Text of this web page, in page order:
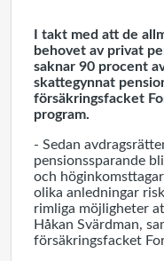
I takt med att de
behovet av privat
saknar 90 procent
skattegynnat
försäkringsfacket
program.
- Sedan
pensionssparande
och
olika anledningar
rimliga möjligheter
Håkan Svärdman,
försäkringsfacket